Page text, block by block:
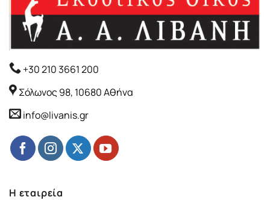
+30 210 3661 200
Σόλωνος 98, 10680 Αθήνα
info@livanis.gr
Η εταιρεία